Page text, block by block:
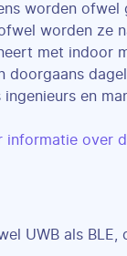
worden ofwel
worden ze
met indoor
doorgaans
ingenieurs en
informatie over
UWB als